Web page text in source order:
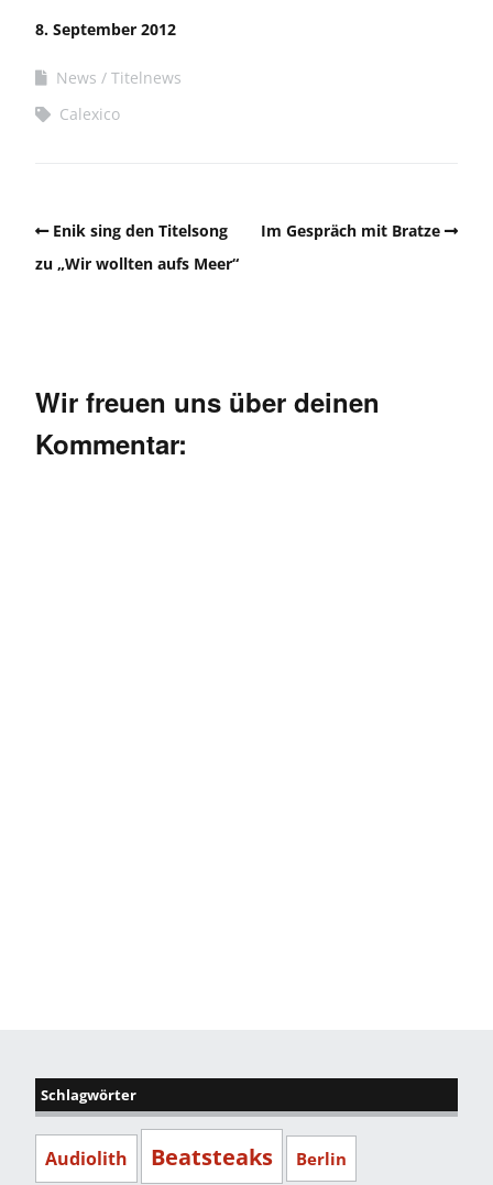
8. September 2012
News
Titelnews
Calexico
Enik sing den Titelsong
zu „Wir wollten aufs Meer“
Im Gespräch mit Bratze
Wir freuen uns über deinen
Kommentar:
Schlagwörter
Audiolith Beatsteaks Berlin